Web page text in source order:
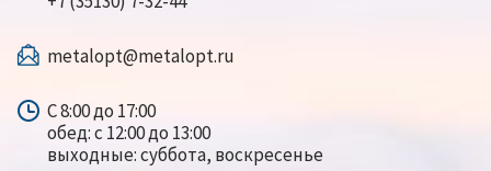
metalopt@metalopt.ru
С 8:00 до 17:00
обед: с 12:00 до 13:00
выходные: суббота, воскресенье